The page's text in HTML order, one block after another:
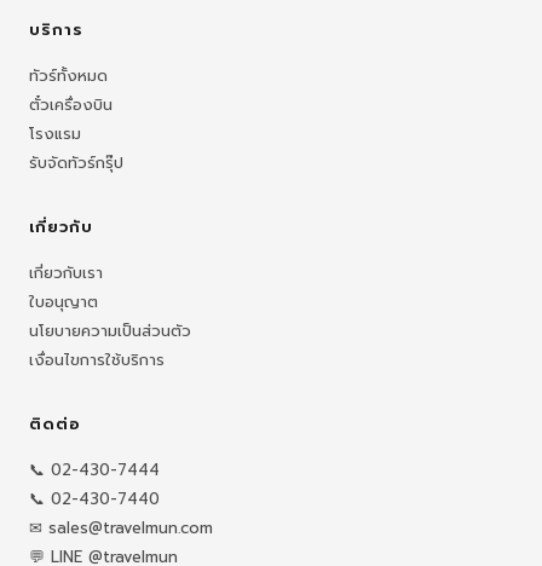
บริการ
ทัวร์ทั้งหมด
ตั๋วเครื่องบิน
โรงแรม
รับจัดทัวร์กรุ๊ป
เกี่ยวกับ
เกี่ยวกับเรา
ใบอนุญาต
นโยบายความเป็นส่วนตัว
เงื่อนไขการใช้บริการ
ติดต่อ
📞 02-430-7444
📞 02-430-7440
✉ sales@travelmun.com
💬 LINE @travelmun